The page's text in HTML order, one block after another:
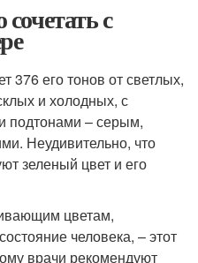
с
376 его тонов от светлых,
и холодных, с
подтонами – серым,
Неудивительно, что
зеленый цвет и его
цветам,
человека, – этот
врачи рекомендуют